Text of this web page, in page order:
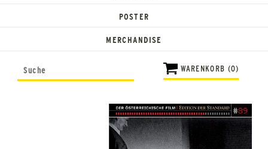
POSTER
MERCHANDISE
WARENKORB (0)